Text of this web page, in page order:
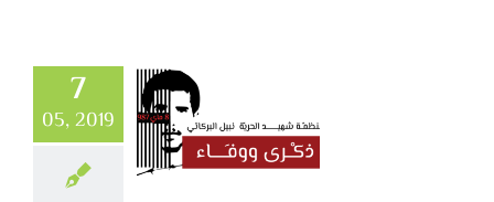
7
05, 2019
ندوة صحفية
التقرير
حول واقع
في تونس